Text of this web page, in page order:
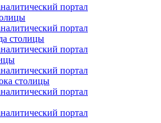
портал
портал
столицы
портал
портал
столицы
портал
портал